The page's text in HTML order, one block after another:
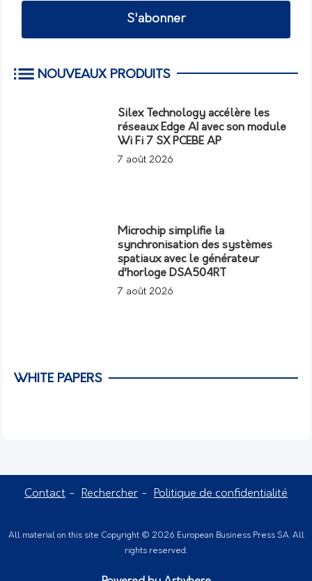
S'abonner
NOUVEAUX PRODUITS
Silex Technology accélère les
réseaux Edge AI avec son module
Wi Fi 7 SX PCEBE AP
7 août 2026
Microchip simplifie la
synchronisation des systèmes
spatiaux avec le générateur
d’horloge DSA504RT
7 août 2026
WHITE PAPERS
Contact Rechercher Politique de confidentialité
All material on this site Copyright © 2026 European Business Press SA. All
rights reserved.